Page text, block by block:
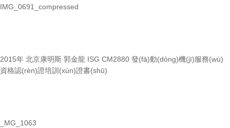
IMG_0691_compressed
2015年 北京康明斯 郭金龍 ISG CM2880 發(fā)動(dòng)機(jī)服務(wù)
資格認(rèn)證培訓(xùn)證書(shū)
_MG_1063